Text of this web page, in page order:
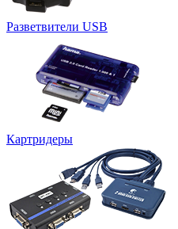
Разветвители USB
Картридеры